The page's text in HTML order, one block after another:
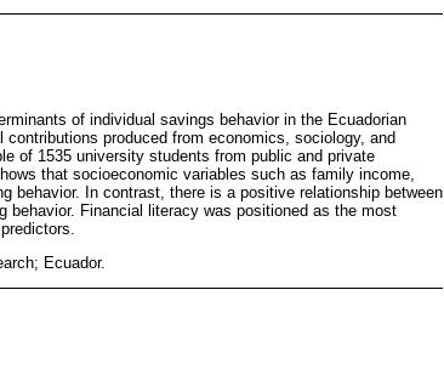
of individual savings behavior in the Ecuadorian
produced from economics, sociology, and
of 1535 university students from public and private
that socioeconomic variables such as family income,
behavior. In contrast, there is a positive relationship between
Financial literacy was positioned as the most
Ecuador.